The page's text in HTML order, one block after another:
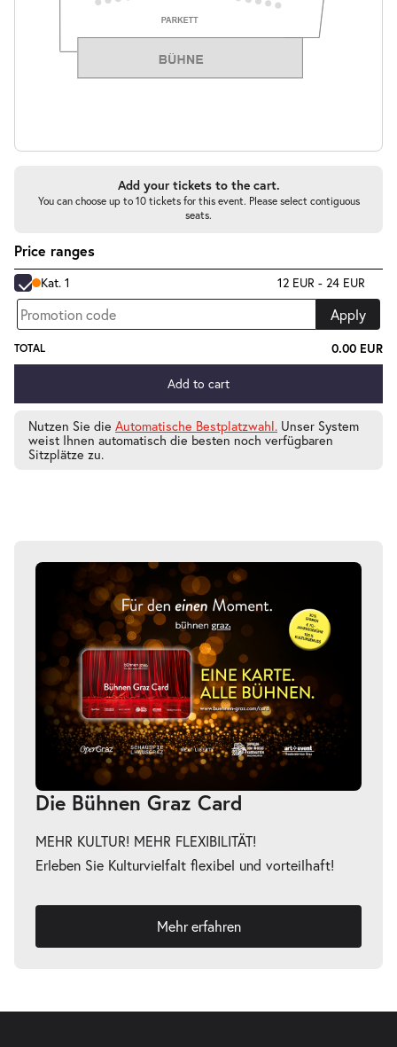
04.05.2027
Di. 04.05.2027
Mein ziemlich seltsamer Freund
Walter-
Mi.
10:30–11:45 Uhr
Mein ziemlich seltsamer Freund
Walter-
Mo.
10.05.2027
Mo. 10.05.2027
10:30–11:45 Uhr
Tickets
Mein ziemlich seltsamer Freund
Walter -
10.05.2027
Mo. 10.05.2027
16:00–17:15 Uhr
Add your tickets to the cart.
You can choose up to 10 tickets for this event. Please select contiguous
seats.
Price ranges
Kat. 1 12 EUR - 24 EUR
Apply
TOTAL 0.00 EUR
Add to cart
Nutzen Sie die Automatische Bestplatzwahl. Unser System
weist Ihnen automatisch die besten noch verfügbaren
Sitzplätze zu.
Die Bühnen Graz Card
MEHR KULTUR! MEHR FLEXIBILITÄT!
Erleben Sie Kulturvielfalt flexibel und vorteilhaft!
Mehr erfahren